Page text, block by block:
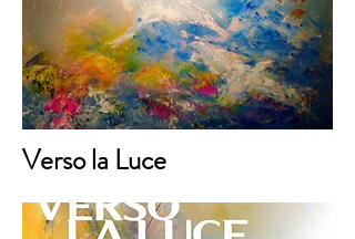
Verso la Luce